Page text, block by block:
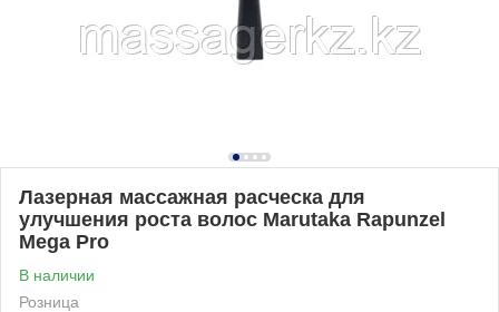
Лазерная массажная расческа для
улучшения роста волос Marutaka Rapunzel
Mega Pro
В наличии
Розница